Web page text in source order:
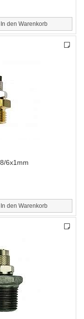
In den Warenkorb
6x1mm
In den Warenkorb